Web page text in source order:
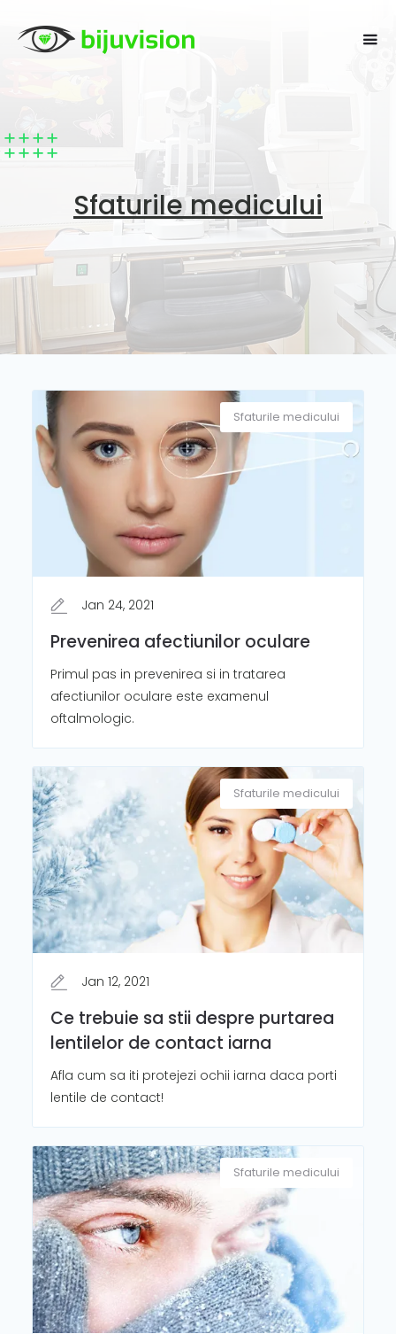
Sfaturile medicului
Sfaturile medicului
Jan 24, 2021
Prevenirea afectiunilor oculare
Primul pas in prevenirea si in tratarea
afectiunilor oculare este examenul
oftalmologic.
Sfaturile medicului
Jan 12, 2021
Ce trebuie sa stii despre purtarea
lentilelor de contact iarna
Afla cum sa iti protejezi ochii iarna daca porti
lentile de contact!
Sfaturile medicului